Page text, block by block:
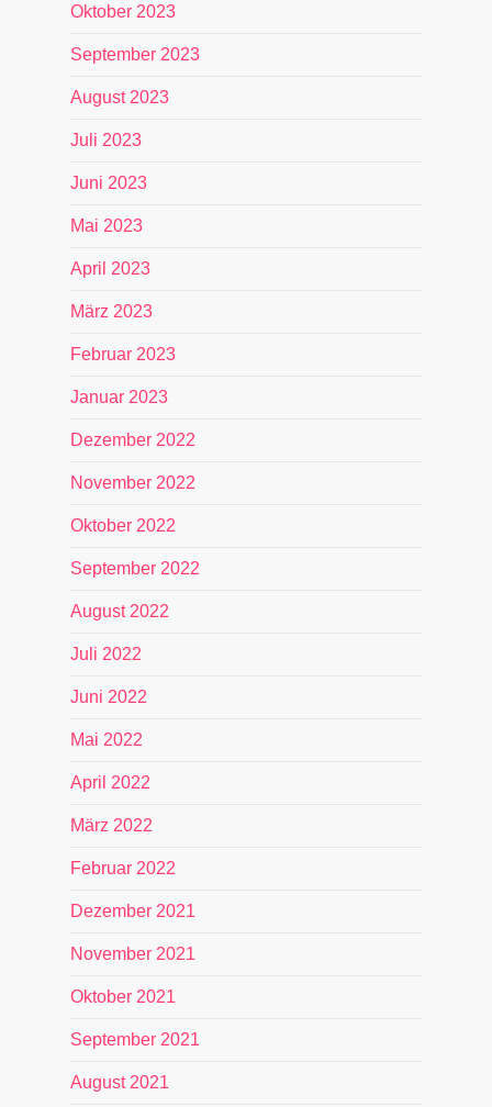
Oktober 2023
September 2023
August 2023
Juli 2023
Juni 2023
Mai 2023
April 2023
März 2023
Februar 2023
Januar 2023
Dezember 2022
November 2022
Oktober 2022
September 2022
August 2022
Juli 2022
Juni 2022
Mai 2022
April 2022
März 2022
Februar 2022
Dezember 2021
November 2021
Oktober 2021
September 2021
August 2021